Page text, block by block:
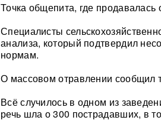
Точка общепита, где
Специалисты
анализа, который подтвердил
нормам.
О массовом отравлении сообщил
Всё случилось в одном из
речь шла о 300 пострадавших, в